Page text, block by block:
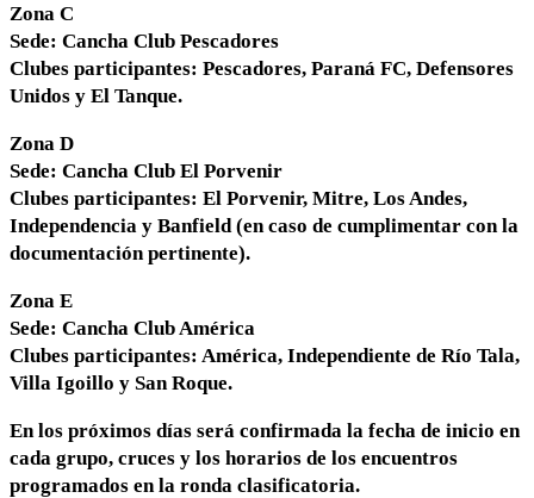
Zona C
Sede: Cancha Club Pescadores
Clubes participantes: Pescadores, Paraná FC, Defensores
Unidos y El Tanque.
Zona D
Sede: Cancha Club El Porvenir
Clubes participantes: El Porvenir, Mitre, Los Andes,
Independencia y Banfield (en caso de cumplimentar con la
documentación pertinente).
Zona E
Sede: Cancha Club América
Clubes participantes: América, Independiente de Río Tala,
Villa Igoillo y San Roque.
En los próximos días será confirmada la fecha de inicio en
cada grupo, cruces y los horarios de los encuentros
programados en la ronda clasificatoria.